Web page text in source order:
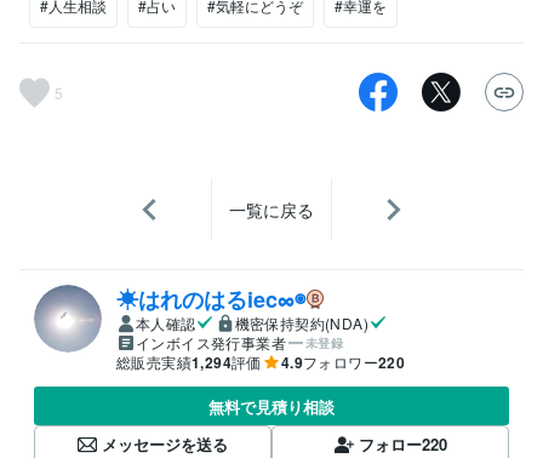
#人生相談 #占い #気軽にどうぞ #幸運を
5
一覧に戻る
☀はれのはるiec∞◉
本人確認
機密保持契約(NDA)
インボイス発行事業者
未登録
総販売実績1,294評価 4.9フォロワー220
無料で見積り相談
メッセージを送る
フォロー220